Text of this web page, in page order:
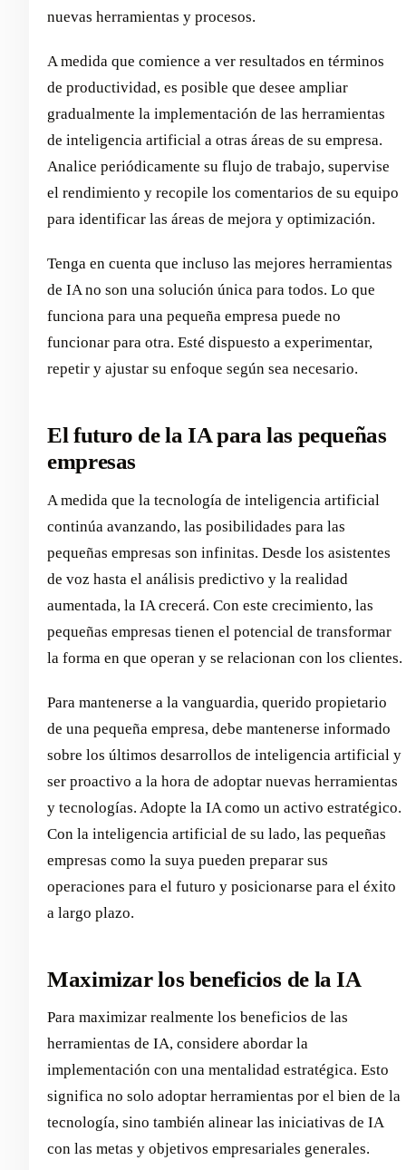
nuevas herramientas y procesos.
A medida que comience a ver resultados en términos
de productividad, es posible que desee ampliar
gradualmente la implementación de las herramientas
de inteligencia artificial a otras áreas de su empresa.
Analice periódicamente su flujo de trabajo, supervise
el rendimiento y recopile los comentarios de su equipo
para identificar las áreas de mejora y optimización.
Tenga en cuenta que incluso las mejores herramientas
de IA no son una solución única para todos. Lo que
funciona para una pequeña empresa puede no
funcionar para otra. Esté dispuesto a experimentar,
repetir y ajustar su enfoque según sea necesario.
El futuro de la IA para las pequeñas
empresas
A medida que la tecnología de inteligencia artificial
continúa avanzando, las posibilidades para las
pequeñas empresas son infinitas. Desde los asistentes
de voz hasta el análisis predictivo y la realidad
aumentada, la IA crecerá. Con este crecimiento, las
pequeñas empresas tienen el potencial de transformar
la forma en que operan y se relacionan con los clientes.
Para mantenerse a la vanguardia, querido propietario
de una pequeña empresa, debe mantenerse informado
sobre los últimos desarrollos de inteligencia artificial y
ser proactivo a la hora de adoptar nuevas herramientas
y tecnologías. Adopte la IA como un activo estratégico.
Con la inteligencia artificial de su lado, las pequeñas
empresas como la suya pueden preparar sus
operaciones para el futuro y posicionarse para el éxito
a largo plazo.
Maximizar los beneficios de la IA
Para maximizar realmente los beneficios de las
herramientas de IA, considere abordar la
implementación con una mentalidad estratégica. Esto
significa no solo adoptar herramientas por el bien de la
tecnología, sino también alinear las iniciativas de IA
con las metas y objetivos empresariales generales.